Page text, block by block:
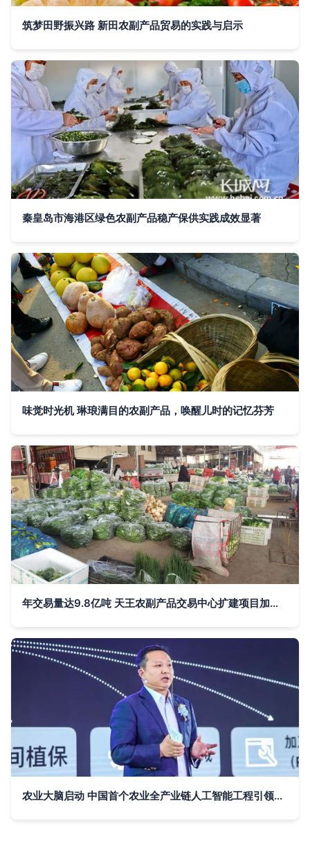
筑梦田野振兴路 新田农副产品贸易的实践与启示
秦皇岛市海港区绿色农副产品稳产保供实践成效显著
味觉时光机 琳琅满目的农副产品，唤醒儿时的记忆芬芳
年交易量达9.8亿吨 天王农副产品交易中心扩建项目加速推进
农业大脑启动 中国首个农业全产业链人工智能工程引领农副产品新变革